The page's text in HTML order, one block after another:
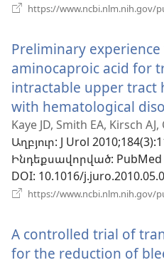
https://www.ncbi.nlm.nih.gov/
Preliminary
aminocaproic acid for
intractable upper tract
with hematological
Kaye JD, Smith EA, Kirsch
Աղբյուր‎: J Urol
Ինդեքսավորված‎:
DOI‎: 10.1016/
https://www.ncbi.nlm.nih.gov/
A controlled trial of
for the reduction of